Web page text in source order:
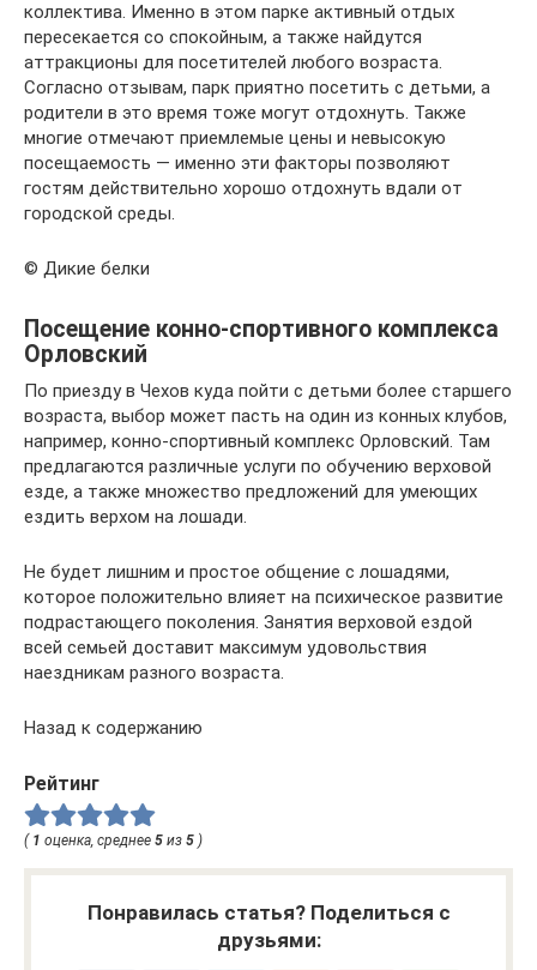
коллектива. Именно в этом парке активный отдых
пересекается со спокойным, а также найдутся
аттракционы для посетителей любого возраста.
Согласно отзывам, парк приятно посетить с детьми, а
родители в это время тоже могут отдохнуть. Также
многие отмечают приемлемые цены и невысокую
посещаемость — именно эти факторы позволяют
гостям действительно хорошо отдохнуть вдали от
городской среды.
© Дикие белки
Посещение конно-спортивного комплекса
Орловский
По приезду в Чехов куда пойти с детьми более старшего
возраста, выбор может пасть на один из конных клубов,
например, конно-спортивный комплекс Орловский. Там
предлагаются различные услуги по обучению верховой
езде, а также множество предложений для умеющих
ездить верхом на лошади.
Не будет лишним и простое общение с лошадями,
которое положительно влияет на психическое развитие
подрастающего поколения. Занятия верховой ездой
всей семьей доставит максимум удовольствия
наездникам разного возраста.
Назад к содержанию
Рейтинг
( 1 оценка, среднее 5 из 5 )
Понравилась статья? Поделиться с
друзьями: